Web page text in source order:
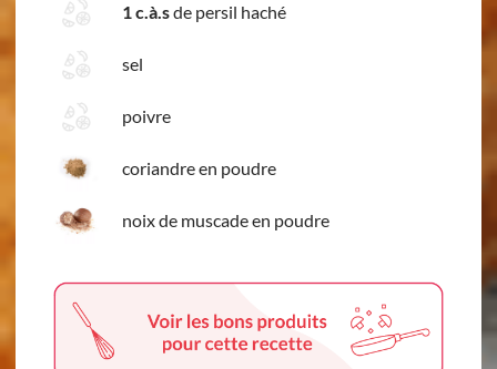
1 c.à.sde persil haché
sel
poivre
coriandre en poudre
noix de muscade en poudre